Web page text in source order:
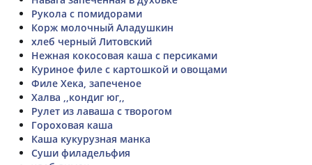
Рукола с помидорами
Корж молочный Аладушкин
хлеб черный Литовский
Нежная кокосовая каша с персиками
Куриное филе с картошкой и овощами
Филе Хека, запеченое
Халва ,,кондиг юг,,
Рулет из лаваша с творогом
Гороховая каша
Каша кукурузная манка
Суши филадельфия